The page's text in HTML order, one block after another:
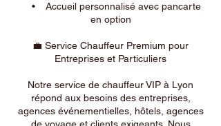
• Accueil personnalisé avec pancarte
en option
💼 Service Chauffeur Premium pour
Entreprises et Particuliers
Notre service de chauffeur VIP à Lyon
répond aux besoins des entreprises,
agences événementielles, hôtels, agences